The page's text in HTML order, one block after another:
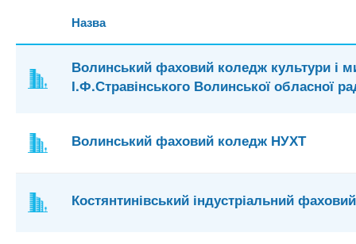
Назва
Волинський фаховий коледж культури і
І.Ф.Стравінського Волинської обласної
Волинський фаховий коледж НУХТ
Костянтинівський індустріальний